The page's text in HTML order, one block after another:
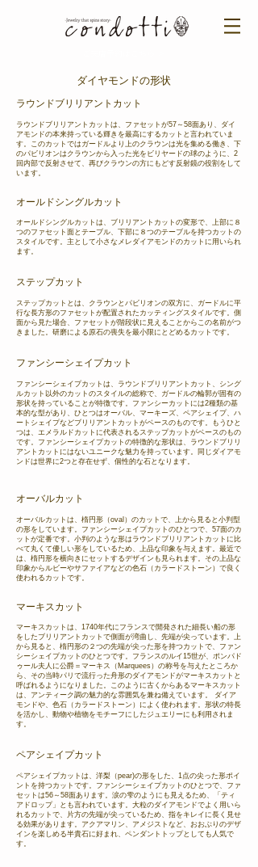
ダイヤモンドの形状
ラウンドブリリアントカット
ラウンドブリリアントカットは、ファセットが57～58面あり、ダイ
アモンドの本来持っている輝きを最高にするカットと言われていま
す。このカットではガードルより上のクラウンは光を集める働き、下
のパビリオンはクラウンから入った光をビリヤードの球のように、2
回内部で反射させて、再びクラウンの方にもどす反射鏡の役割をして
います。
オールドシングルカット
オールドシングルカットは、ブリリアントカットの変形で、上部に８
つのファセット面とテーブル、下部に８つのテーブルを持つカットの
スタイルです。主として小さなメレダイアモンドのカットに用いられ
ます。
ステップカット
ステップカットとは、クラウンとパビリオンの双方に、ガードルに平
行な長方形のファセットが配置されたカッティングスタイルです。側
面から見た場合、ファセットが階段状に見えることからこの名前がつ
きました。研磨による原石の喪失を最小限にとどめるカットです。
ファンシーシェイプカット
ファンシーシェイプカットは、ラウンドブリリアントカット、シング
ルカット以外のカットのスタイルの総称で、ガードルの輪郭が固有の
形状を持っていることが特徴です。ファンシーカットには2種類の基
本的な型があり、ひとつはオーバル、マーキーズ、ペアシェイプ、ハ
ートシェイプなどブリリアントカットがベースのものです。もうひと
つは、エメラルドカットに代表されるステップカットがベースのもの
です。ファンシーシェイプカットの特徴的な形状は、ラウンドブリリ
アントカットにはないユニークな魅力を持っています。同じダイアモ
ンドは世界に2つと存在せず、個性的な石となります。
オーバルカット
オーバルカットは、楕円形（oval）のカットで、上から見ると小判型
の形をしています。ファンシーシェイプカットのひとつで、57面のカ
ットが定番です。小判のような形はラウンドブリリアントカットに比
べて丸くて優しい形をしているため、上品な印象を与えます。最近で
は、楕円形を横向きにセットするデザインも見られます。その上品な
印象からルビーやサファイアなどの色石（カラードストーン）で良く
使われるカットです。
マーキスカット
マーキスカットは、1740年代にフランスで開発された細長い船の形
をしたブリリアントカットで側面が湾曲し、先端が尖っています。上
から見ると、楕円形の２つの先端が尖った形を持つカットで、ファン
シーシェイプカットのひとつです。フランスのルイ15世が、ポンパド
ゥール夫人に公爵＝マーキス（Marquees）の称号を与えたところか
ら、その当時パリで流行った舟形のダイアモンドがマーキスカットと
呼ばれるようになりました。このように古くからあるマーキスカット
は、アンティーク調の魅力的な雰囲気を兼ね備えています。 ダイア
モンドや、色石（カラードストーン）によく使われます。形状の特長
を活かし、動物や植物をモチーフにしたジュエリーにも利用されま
す。
ペアシェイプカット
ペアシェイプカットは、洋梨（pear)の形をした、1点の尖った形ポイ
ントを持つカットです。ファンシーシェイプカットのひとつで、ファ
セットは56～58面あります。涙の雫のようにも見えるため、「ティ
アドロップ」とも言われています。大粒のダイアモンドでよく用いら
れるカットで、片方の先端が尖っているため、指をキレイに長く見せ
る効果があります。アクアマリン、アメジストなど、おおぶりのデザ
インを楽しめる半貴石に好まれ、ペンダントトップとしても人気で
す。